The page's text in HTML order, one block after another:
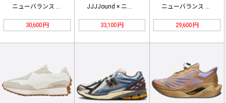
ニューバランス 1906R "ホワイ…
30,600 円
JJJJound × ニューバランス…
33,100 円
ニューバランス M2002RDJ B…
29,600 円